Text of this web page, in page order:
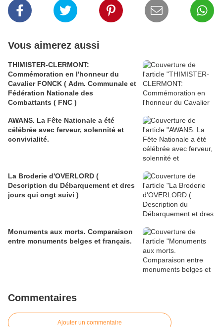
Vous aimerez aussi
THIMISTER-CLERMONT:
Commémoration en l'honneur du
Cavalier FONCK ( Adm. Communale et
Fédération Nationale des
Combattants ( FNC )
AWANS. La Fête Nationale a été
célébrée avec ferveur, solennité et
convivialité.
La Broderie d'OVERLORD (
Description du Débarquement et dres
jours qui ongt suivi )
Monuments aux morts. Comparaison
entre monuments belges et français.
Commentaires
Ajouter un commentaire